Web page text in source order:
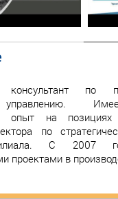
консультант по
управлению.
опыт на позициях
по
С 2007
проектами в